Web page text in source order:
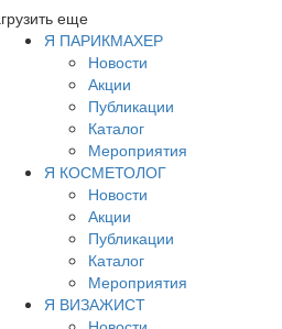
еще
Я ПАРИКМАХЕР
Новости
Акции
Публикации
Каталог
Мероприятия
Я КОСМЕТОЛОГ
Новости
Акции
Публикации
Каталог
Мероприятия
Я ВИЗАЖИСТ